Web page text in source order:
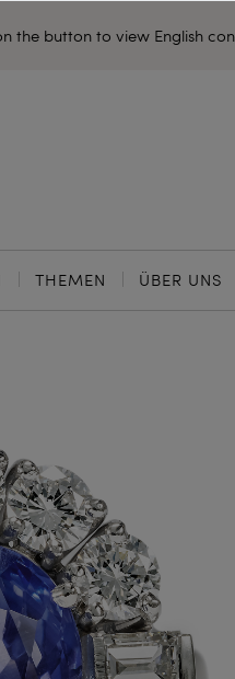
the button to view English
THEMEN ÜBER UNS